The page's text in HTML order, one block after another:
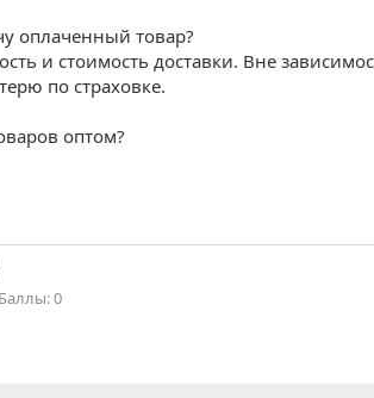
оплаченный товар?
и стоимость доставки. Вне
по страховке.
оптом?
Баллы 0